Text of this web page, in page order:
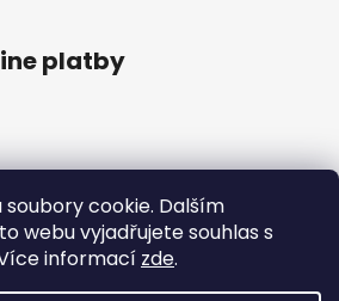
cookie. Dalším
webu vyjadřujete souhlas s
informací zde.
platby